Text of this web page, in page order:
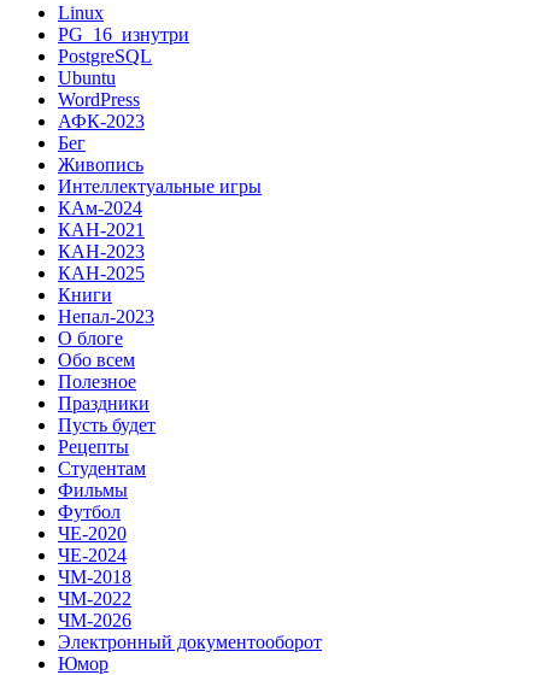
Linux
PG_16_изнутри
PostgreSQL
Ubuntu
WordPress
АФК-2023
Бег
Живопись
Интеллектуальные игры
КАм-2024
КАН-2021
КАН-2023
КАН-2025
Книги
Непал-2023
О блоге
Обо всем
Полезное
Праздники
Пусть будет
Рецепты
Студентам
Фильмы
Футбол
ЧЕ-2020
ЧЕ-2024
ЧМ-2018
ЧМ-2022
ЧМ-2026
Электронный документооборот
Юмор